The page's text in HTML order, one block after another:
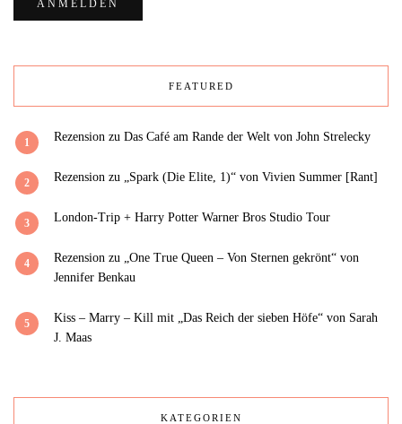
FEATURED
1 Rezension zu Das Café am Rande der Welt von John Strelecky
2 Rezension zu „Spark (Die Elite, 1)“ von Vivien Summer [Rant]
3 London-Trip + Harry Potter Warner Bros Studio Tour
4
Rezension zu „One True Queen – Von Sternen gekrönt“ von
Jennifer Benkau
5
Kiss – Marry – Kill mit „Das Reich der sieben Höfe“ von Sarah
J. Maas
KATEGORIEN